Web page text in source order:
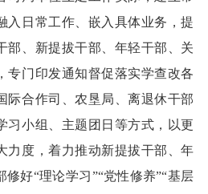
入日常工作、嵌入具体业务，提
部、新提拔干部、年轻干部、关
专门印发通知督促落实学查改各
际合作司、农垦局、离退休干部
习小组、主题团日等方式，以更
力度，着力推动新提拔干部、年
好“理论学习”“党性修养”“基层